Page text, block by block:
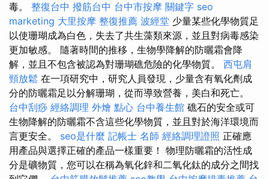
毒。 整復台中 撥筋台中 台中市按摩 關鍵字 seo
marketing 大里按摩 整復推薦 波經堂 少量某些化學物質足
以使珊瑚成為白色，失去了共生藻類來源，並且對病毒感染
更加敏感。 隨著時間的推移，生物學降解的防曬霜會降
解，並且不包含被認為對珊瑚礁危險的化學物質。 西屯肩
頸放鬆 在一項研究中，研究人員發現，少量含有氧化劑成
分的防曬霜足以分解珊瑚，從而導致營養，美白和死亡。
台中刮痧 經絡調理 外燴 點心 台中養生館 礁石的安全或可
生物降解的防曬霜不含這些化學物質，並且對於海洋環境而
言更安全。 seo是什麼 記帳士 名師 經絡調理證照 正確應
用產品與選擇正確的產品一樣重要！ 物理防曬霜的活性成
分是礦物質，您可以在稱為氧化鋅和二氧化鈦的成分之間找